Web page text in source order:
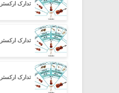
تدارک ارکستر
تدارک ارکستر
تدارک ارکستر